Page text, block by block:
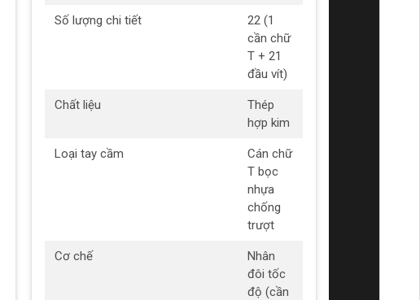
Số lượng chi tiết
22 (1
cần chữ
T + 21
đầu vít)
Chất liệu
Thép
hợp kim
Loại tay cầm
Cán chữ
T bọc
nhựa
chống
trượt
Cơ chế
Nhân
đôi tốc
độ (cần